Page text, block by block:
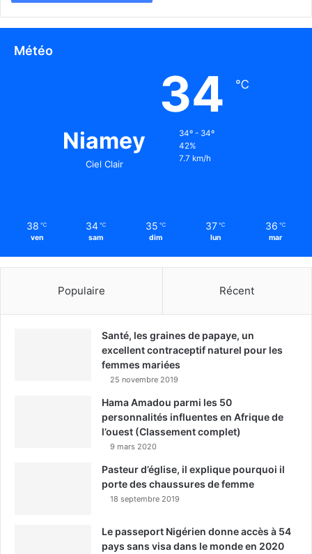
Météo
Niamey
Ciel Clair
34 ℃
34º - 34º
42%
7.7 km/h
38 ℃
ven
34 ℃
sam
35 ℃
dim
37 ℃
lun
36 ℃
mar
Populaire Récent
Santé, les graines de papaye, un
excellent contraceptif naturel pour les
femmes mariées
25 novembre 2019
Hama Amadou parmi les 50
personnalités influentes en Afrique de
l’ouest (Classement complet)
9 mars 2020
Pasteur d’église, il explique pourquoi il
porte des chaussures de femme
18 septembre 2019
Le passeport Nigérien donne accès à 54
pays sans visa dans le monde en 2020